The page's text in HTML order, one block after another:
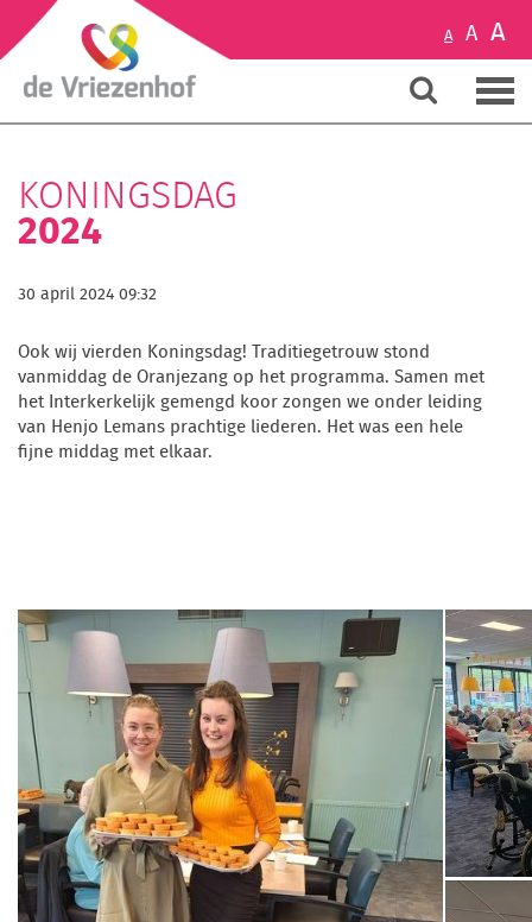
A A A
KONINGSDAG
2024
30 april 2024 09:32
Ook wij vierden Koningsdag! Traditiegetrouw stond
vanmiddag de Oranjezang op het programma. Samen met
het Interkerkelijk gemengd koor zongen we onder leiding
van Henjo Lemans prachtige liederen. Het was een hele
fijne middag met elkaar.